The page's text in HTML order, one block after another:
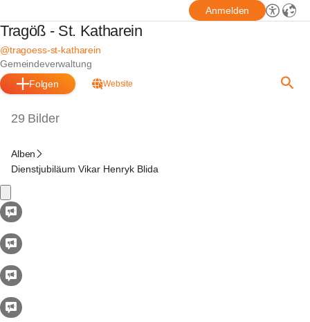
Anmelden
Tragöß - St. Katharein
@tragoess-st-katharein
Gemeindeverwaltung
Folgen
Website
29 Bilder
Alben
Dienstjubiläum Vikar Henryk Blida